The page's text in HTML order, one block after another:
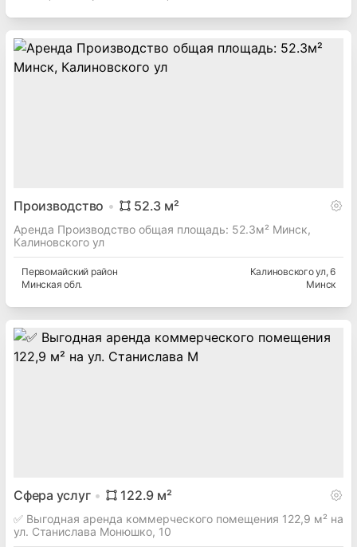
Производство 52.3 м²
Аренда Производство общая площадь: 52.3м² Минск,
Калиновского ул
Первомайский район
Минская обл.
Калиновского ул, 6
Минск
Сфера услуг 122.9 м²
✅ Выгодная аренда коммерческого помещения 122,9 м² на
ул. Станислава Монюшко, 10